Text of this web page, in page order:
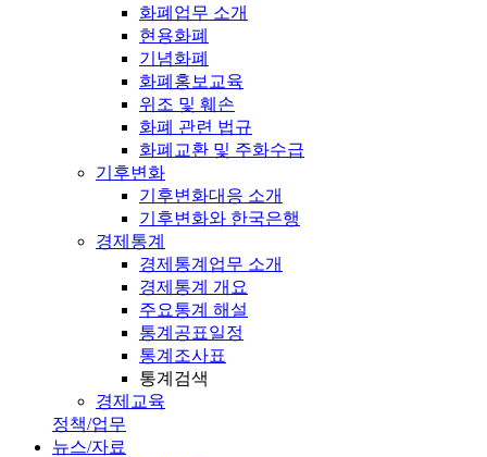
화폐업무 소개
현용화폐
기념화폐
화폐홍보교육
위조 및 훼손
화폐 관련 법규
화폐교환 및 주화수급
기후변화
기후변화대응 소개
기후변화와 한국은행
경제통계
경제통계업무 소개
경제통계 개요
주요통계 해설
통계공표일정
통계조사표
통계검색
경제교육
정책/업무
뉴스/자료